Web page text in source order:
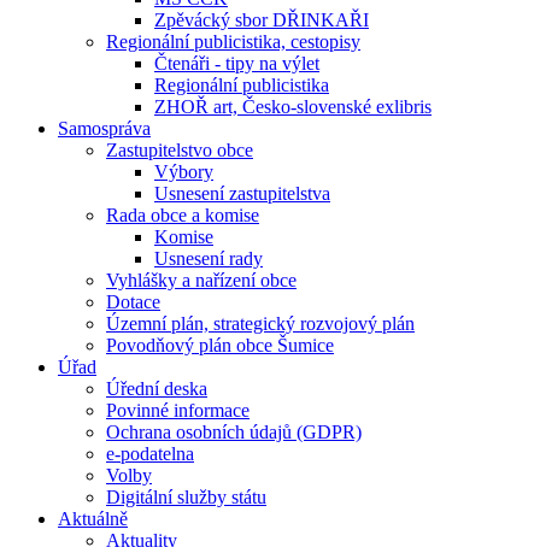
Zpěvácký sbor DŘINKAŘI
Regionální publicistika, cestopisy
Čtenáři - tipy na výlet
Regionální publicistika
ZHOŘ art, Česko-slovenské exlibris
Samospráva
Zastupitelstvo obce
Výbory
Usnesení zastupitelstva
Rada obce a komise
Komise
Usnesení rady
Vyhlášky a nařízení obce
Dotace
Územní plán, strategický rozvojový plán
Povodňový plán obce Šumice
Úřad
Úřední deska
Povinné informace
Ochrana osobních údajů (GDPR)
e-podatelna
Volby
Digitální služby státu
Aktuálně
Aktuality